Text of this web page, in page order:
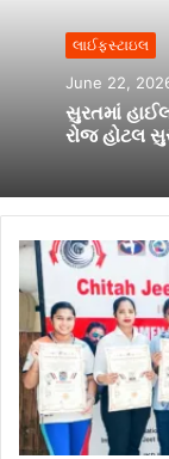
લાઈફસ્ટાઇલ
June 22,
સુરતમાં
રોજ હોટલ